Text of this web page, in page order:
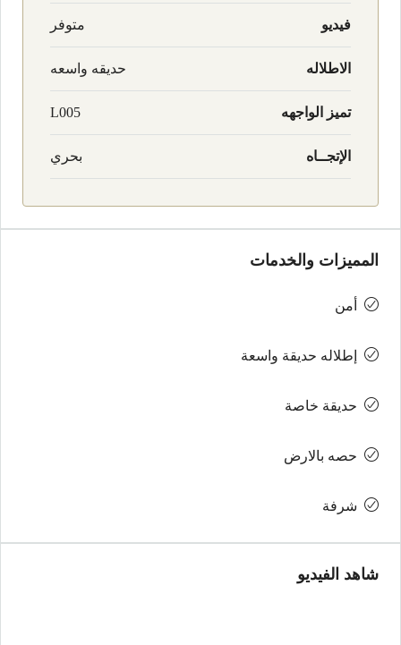
فيديو متوفر
الاطلاله حديقه واسعه
تميز الواجهه L005
الإتجــاه بحري
المميزات والخدمات
أمن
إطلاله حديقة واسعة
حديقة خاصة
حصه بالارض
شرفة
شاهد الفيديو